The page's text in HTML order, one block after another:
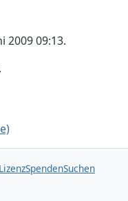
2009 09:13.
LizenzSpendenSuchen